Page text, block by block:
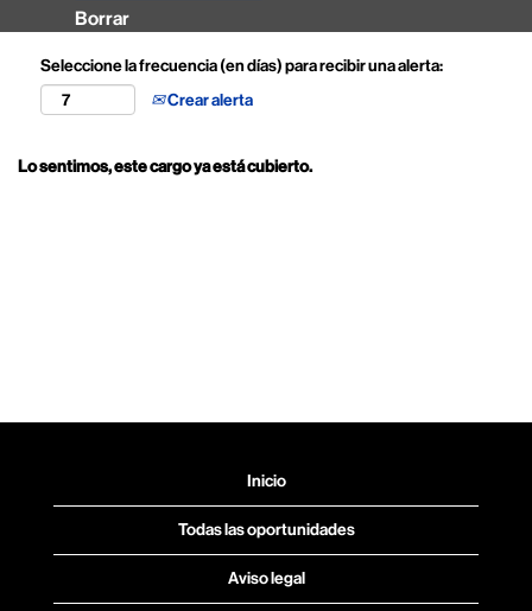
Borrar
Seleccione la frecuencia (en días) para recibir una alerta:
Crear alerta
Lo sentimos, este cargo ya está cubierto.
Inicio
Todas las oportunidades
Aviso legal